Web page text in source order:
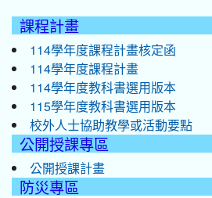
課程計畫
114學年度課程計畫核定函
114學年度課程計畫
114學年度教科書選用版本
115學年度教科書選用版本
校外人士協助教學或活動要點
公開授課專區
公開授課計畫
防災專區